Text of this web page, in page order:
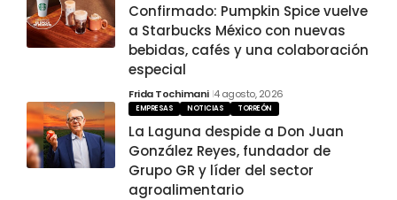
Confirmado: Pumpkin Spice vuelve
a Starbucks México con nuevas
bebidas, cafés y una colaboración
especial
Frida Tochimani 4 agosto, 2026
EMPRESAS NOTICIAS TORREÓN
La Laguna despide a Don Juan
González Reyes, fundador de
Grupo GR y líder del sector
agroalimentario